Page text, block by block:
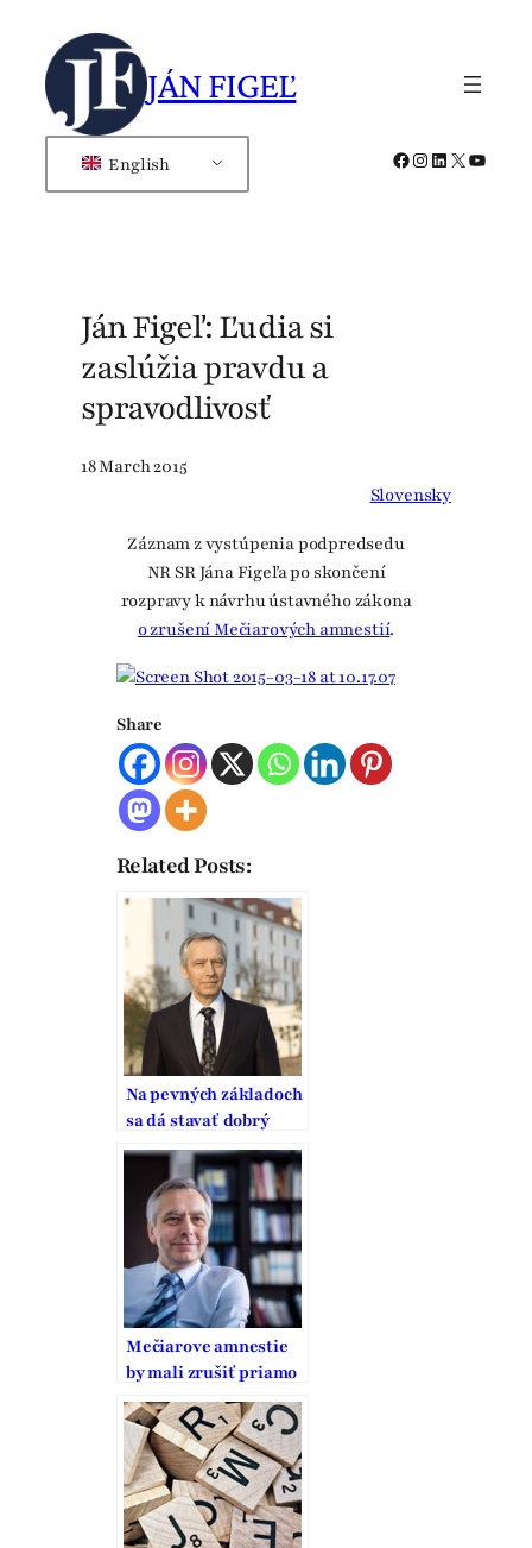
content
JÁN FIGEĽ
English Facebook
Instagram
LinkedIn
X
Ján Figeľ: Ľudia si
zaslúžia pravdu a
spravodlivosť
18 March 2015
Slovensky
Záznam z vystúpenia podpredsedu
NR SR Jána Figeľa po skončení
rozpravy k návrhu ústavného zákona
o zrušení Mečiarových amnestií.
Share
Related Posts:
Na pevných základoch
sa dá stavať dobrý
domov
Mečiarove amnestie
by mali zrušiť priamo
občania. V referende
o ústavnom zákone